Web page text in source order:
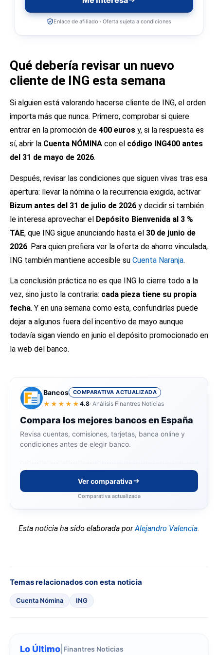
Enlace de afiliado · Oferta sujeta a condiciones
Qué debería revisar un nuevo
cliente de ING esta semana
Si alguien está valorando hacerse cliente de ING, el orden
importa más que nunca. Primero, comprobar si quiere
entrar en la promoción de 400 euros y, si la respuesta es
sí, abrir la Cuenta NÓMINA con el código ING400 antes
del 31 de mayo de 2026.
Después, revisar las condiciones que siguen vivas tras esa
apertura: llevar la nómina o la recurrencia exigida, activar
Bizum antes del 31 de julio de 2026 y decidir si también
le interesa aprovechar el Depósito Bienvenida al 3 %
TAE, que ING sigue anunciando hasta el 30 de junio de
2026. Para quien prefiera ver la oferta de ahorro vinculada,
ING también mantiene accesible su Cuenta Naranja.
La conclusión práctica no es que ING lo cierre todo a la
vez, sino justo la contraria: cada pieza tiene su propia
fecha. Y en una semana como esta, confundirlas puede
dejar a algunos fuera del incentivo de mayo aunque
todavía sigan viendo en junio el depósito promocionado en
la web del banco.
Bancos COMPARATIVA ACTUALIZADA
★★★★★ 4.8· Análisis Finantres Noticias
Compara los mejores bancos en España
Revisa cuentas, comisiones, tarjetas, banca online y
condiciones antes de elegir banco.
Ver comparativa
Comparativa actualizada
Esta noticia ha sido elaborada porAlejandro Valencia.
Temas relacionados con esta noticia
Cuenta Nómina ING
Lo Último Finantres Noticias